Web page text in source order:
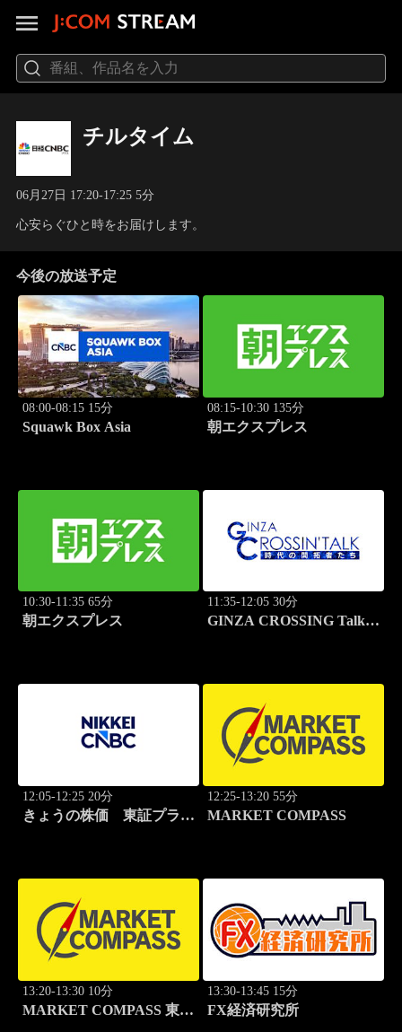
チルタイム
06月27日 17:20-17:25 5分
心安らぐひと時をお届けします。
今後の放送予定
08:00-08:15 15分
Squawk Box Asia
08:15-10:30 135分
朝エクスプレス
10:30-11:35 65分
朝エクスプレス
11:35-12:05 30分
GINZA CROSSING Talk
12:05-12:25 20分
きょうの株価 東証プライ
12:25-13:20 55分
MARKET COMPASS
13:20-13:30 10分
MARKET COMPASS 東証
13:30-13:45 15分
FX経済研究所